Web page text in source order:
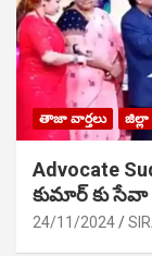
తాజా వార్తలు జిల్లా
Advocate
కుమార్ కు సేవా
24/11/2024